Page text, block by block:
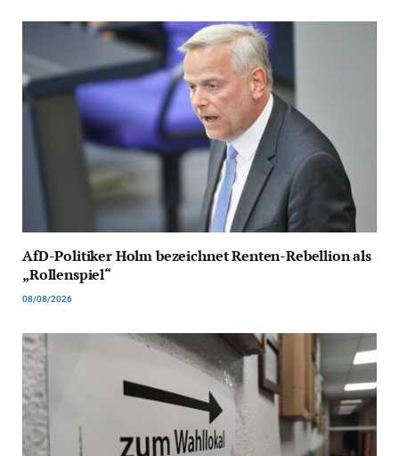
AfD-Politiker Holm bezeichnet Renten-Rebellion als
„Rollenspiel“
08/08/2026